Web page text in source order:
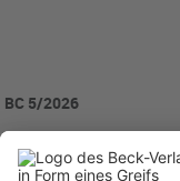
BC 5/2026
BC20260515